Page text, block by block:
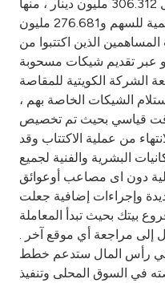
UK
Kingdom of Bahrain
دينار، ويبلغ ناتج زيادة رأس المال 306.312 مليون دينار ، منها
30.631 مليون دينار القيمة الاسمية للسهم و276.681 مليون
المساهمين الذين اكتتبوا من
أو عبر تقديم شيكات مسحوبة
الشركة الكويتية للمقاصة
الشيكات الخاصة بهم ،
قياسي بحيث تم تخصيص
من عملية الاكتتاب وقد
البشرية والفنية لجميع
دون اى مصاعب أوعوائق
وإجراءات إضافية جعلت
بيتك بحيث تبدأ المعاملة
إلى مراجعة أي موقع آخر .
في رأس المال ستدعم خطط
في السوق المحلى وتنفيذ